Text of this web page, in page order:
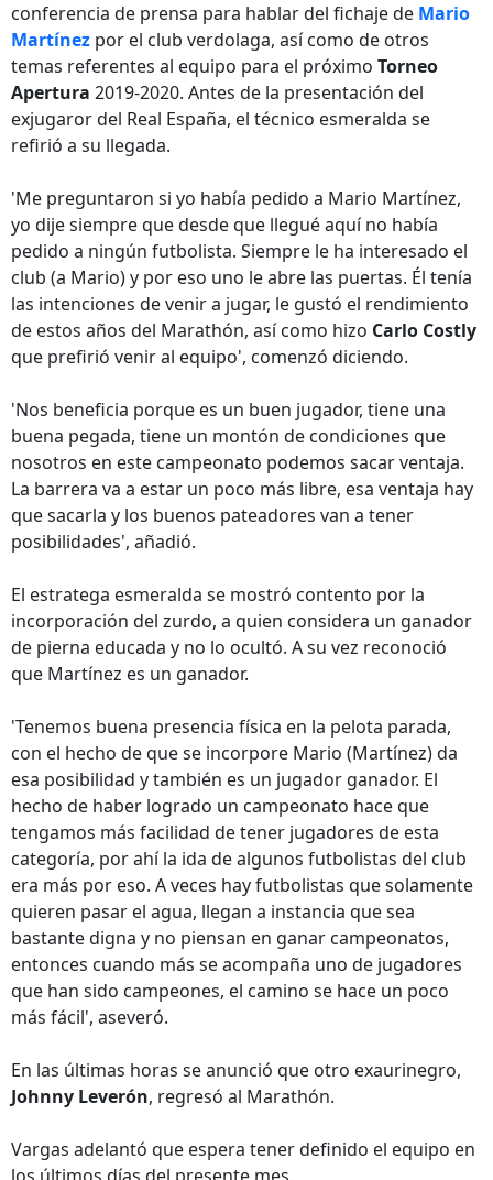
conferencia de prensa para hablar del fichaje de Mario
Martínez por el club verdolaga, así como de otros
temas referentes al equipo para el próximo Torneo
Apertura 2019-2020. Antes de la presentación del
exjugaror del Real España, el técnico esmeralda se
refirió a su llegada.
'Me preguntaron si yo había pedido a Mario Martínez,
yo dije siempre que desde que llegué aquí no había
pedido a ningún futbolista. Siempre le ha interesado el
club (a Mario) y por eso uno le abre las puertas. Él tenía
las intenciones de venir a jugar, le gustó el rendimiento
de estos años del Marathón, así como hizo Carlo Costly
que prefirió venir al equipo', comenzó diciendo.
'Nos beneficia porque es un buen jugador, tiene una
buena pegada, tiene un montón de condiciones que
nosotros en este campeonato podemos sacar ventaja.
La barrera va a estar un poco más libre, esa ventaja hay
que sacarla y los buenos pateadores van a tener
posibilidades', añadió.
El estratega esmeralda se mostró contento por la
incorporación del zurdo, a quien considera un ganador
de pierna educada y no lo ocultó. A su vez reconoció
que Martínez es un ganador.
'Tenemos buena presencia física en la pelota parada,
con el hecho de que se incorpore Mario (Martínez) da
esa posibilidad y también es un jugador ganador. El
hecho de haber logrado un campeonato hace que
tengamos más facilidad de tener jugadores de esta
categoría, por ahí la ida de algunos futbolistas del club
era más por eso. A veces hay futbolistas que solamente
quieren pasar el agua, llegan a instancia que sea
bastante digna y no piensan en ganar campeonatos,
entonces cuando más se acompaña uno de jugadores
que han sido campeones, el camino se hace un poco
más fácil', aseveró.
En las últimas horas se anunció que otro exaurinegro,
Johnny Leverón, regresó al Marathón.
Vargas adelantó que espera tener definido el equipo en